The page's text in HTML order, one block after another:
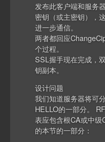
发布此客户端和服务
密钥（或主密钥），
进一步通信。
两者都回应
个过程。
SSL握手现在完成，
钥副本。
设计问题
我们知道服务器将可
HELLO的一部分。
表应包含根CA或中
的本节的一部分：